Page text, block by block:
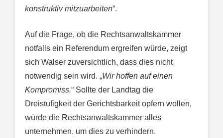
konstruktiv mitzuarbeiten“.
Auf die Frage, ob die Rechtsanwaltskammer
notfalls ein Referendum ergreifen würde, zeigt
sich Walser zuversichtlich, dass dies nicht
notwendig sein wird. „Wir hoffen auf einen
Kompromiss.“ Sollte der Landtag die
Dreistufigkeit der Gerichtsbarkeit opfern wollen,
würde die Rechtsanwaltskammer alles
unternehmen, um dies zu verhindern.